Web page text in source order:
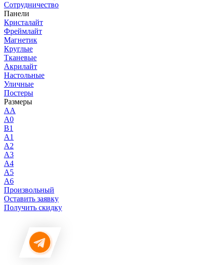
Сотрудничество
Панели
Кристалайт
Фреймлайт
Магнетик
Круглые
Тканевые
Акрилайт
Настольные
Уличные
Постеры
Размеры
AA
A0
B1
A1
A2
A3
A4
A5
A6
Произвольный
Оставить заявку
Получить скидку